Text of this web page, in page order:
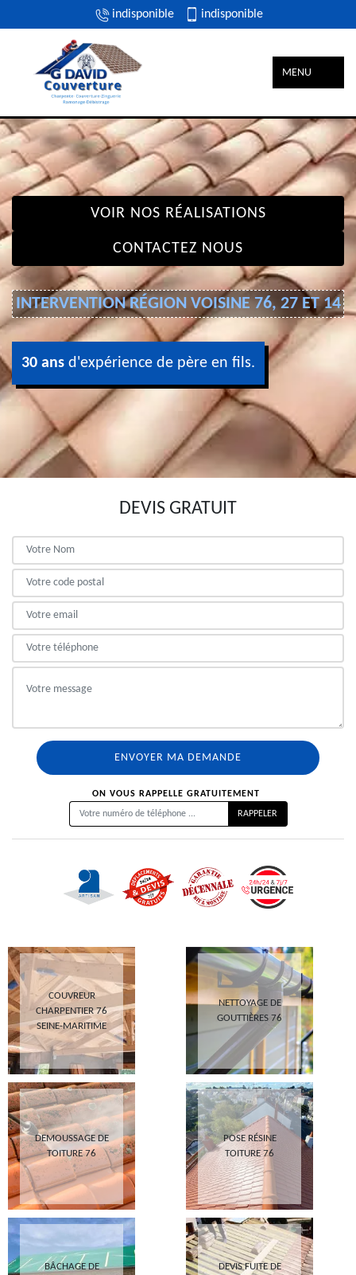
indisponible indisponible
MENU
VOIR NOS RÉALISATIONS
CONTACTEZ NOUS
INTERVENTION RÉGION VOISINE 76, 27 ET 14
30 ans d'expérience de père en fils.
DEVIS GRATUIT
ON VOUS RAPPELLE GRATUITEMENT
COUVREUR
CHARPENTIER 76
SEINE-MARITIME
NETTOYAGE DE
GOUTTIÈRES 76
DEMOUSSAGE DE
TOITURE 76
POSE RÉSINE
TOITURE 76
BÂCHAGE DE
DEVIS FUITE DE